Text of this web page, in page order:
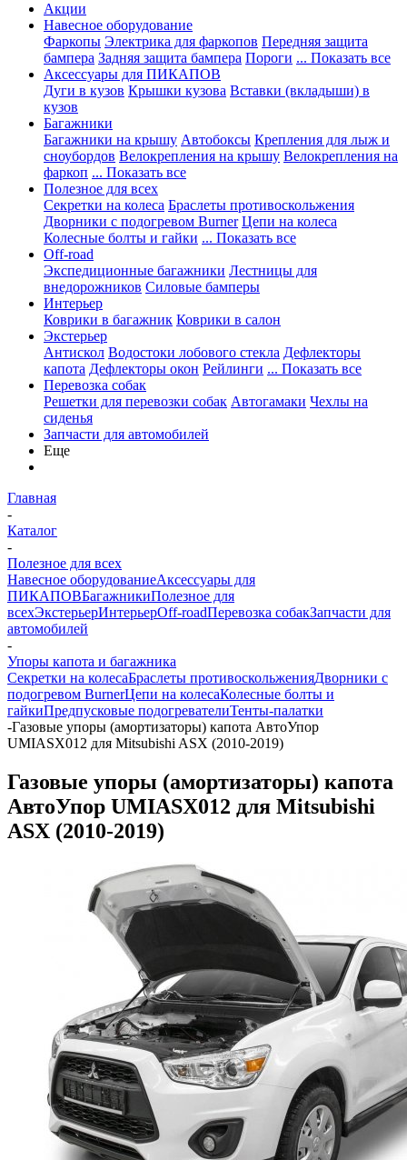
Акции
Навесное оборудование
Фаркопы Электрика для фаркопов Передняя защита
бампера Задняя защита бампера Пороги ... Показать все
Аксессуары для ПИКАПОВ
Дуги в кузов Крышки кузова Вставки (вкладыши) в
кузов
Багажники
Багажники на крышу Автобоксы Крепления для лыж и
сноубордов Велокрепления на крышу Велокрепления на
фаркоп ... Показать все
Полезное для всех
Секретки на колеса Браслеты противоскольжения
Дворники с подогревом Burner Цепи на колеса
Колесные болты и гайки ... Показать все
Off-road
Экспедиционные багажники Лестницы для
внедорожников Силовые бамперы
Интерьер
Коврики в багажник Коврики в салон
Экстерьер
Антискол Водостоки лобового стекла Дефлекторы
капота Дефлекторы окон Рейлинги ... Показать все
Перевозка собак
Решетки для перевозки собак Автогамаки Чехлы на
сиденья
Запчасти для автомобилей
Еще
Главная
-
Каталог
-
Полезное для всех
Навесное оборудованиеАксессуары для
ПИКАПОВБагажникиПолезное для
всехЭкстерьерИнтерьерOff-roadПеревозка собакЗапчасти для
автомобилей
-
Упоры капота и багажника
Секретки на колесаБраслеты противоскольженияДворники с
подогревом BurnerЦепи на колесаКолесные болты и
гайкиПредпусковые подогревателиТенты-палатки
-Газовые упоры (амортизаторы) капота АвтоУпор
UMIASX012 для Mitsubishi ASX (2010-2019)
Газовые упоры (амортизаторы) капота
АвтоУпор UMIASX012 для Mitsubishi
ASX (2010-2019)